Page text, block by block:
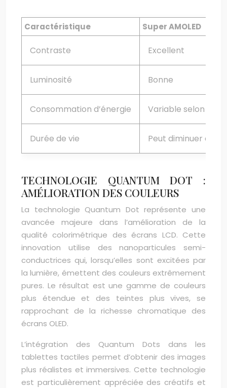
Caractéristique Super AMOLED
Contraste Excellent
Luminosité Bonne
Consommation d’énergie Variable selon le
Durée de vie Peut diminuer
TECHNOLOGIE QUANTUM DOT :
AMÉLIORATION DES COULEURS
La technologie Quantum Dot représente une
avancée majeure dans l’amélioration de la
qualité colorimétrique des écrans LCD. Cette
innovation utilise des nanoparticules semi-
conductrices qui, lorsqu’elles sont excitées par
la lumière, émettent des couleurs extrêmement
pures. Le résultat est une gamme de couleurs
plus étendue et des teintes plus vives, se
rapprochant de la richesse chromatique des
écrans OLED.
L’intégration des Quantum Dots dans les
tablettes tactiles permet d’obtenir des images
plus réalistes et immersives. Cette technologie
est particulièrement appréciée des créatifs et